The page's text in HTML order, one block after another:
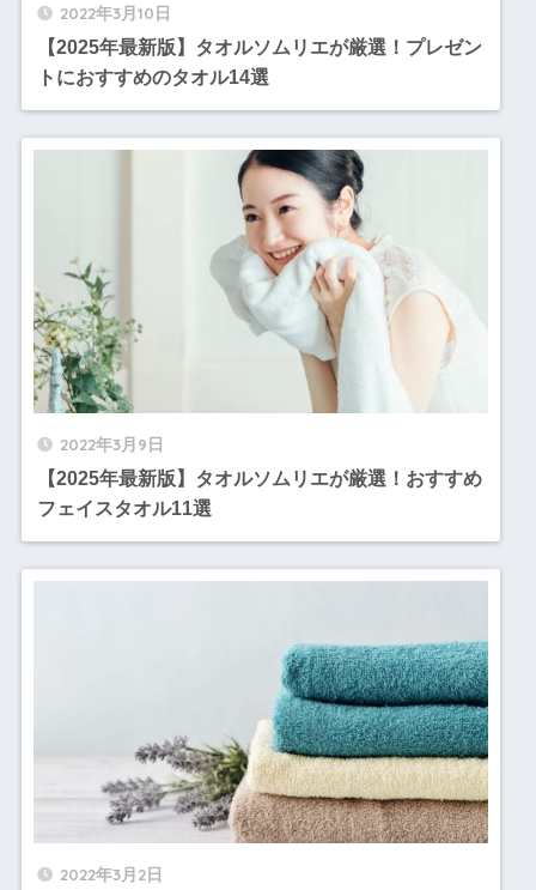
2022年3月10日
【2025年最新版】タオルソムリエが厳選！プレゼン
トにおすすめのタオル14選
2022年3月9日
【2025年最新版】タオルソムリエが厳選！おすすめ
フェイスタオル11選
2022年3月2日